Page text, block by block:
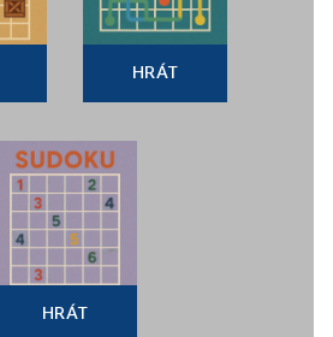
HRÁT
HRÁT